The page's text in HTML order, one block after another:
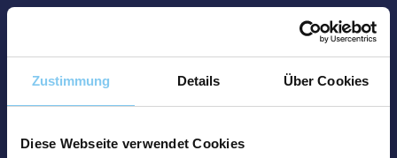
Zustimmung Details Über Cookies
Diese Webseite verwendet Cookies